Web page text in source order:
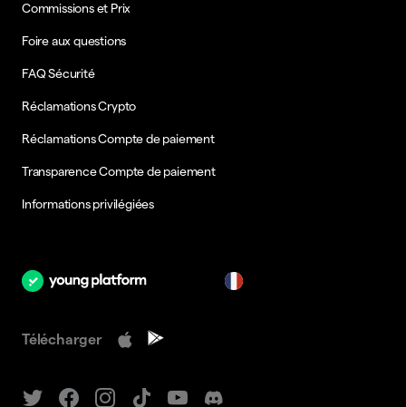
Commissions et Prix
Foire aux questions
FAQ Sécurité
Réclamations Crypto
Réclamations Compte de paiement
Transparence Compte de paiement
Informations privilégiées
Télécharger